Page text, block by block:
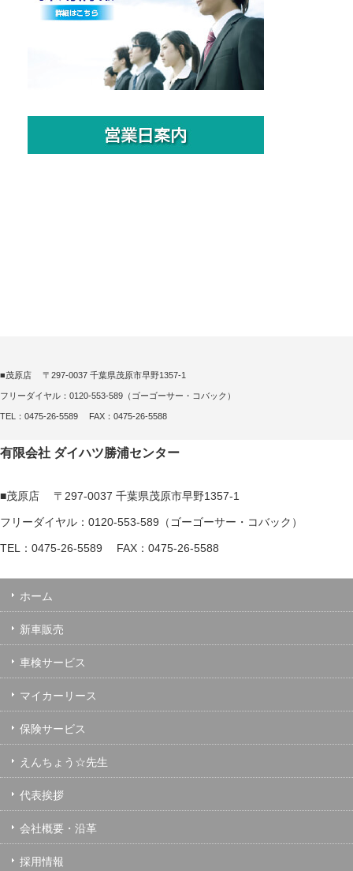
■茂原店 〒297-0037 千葉県茂原市早野1357-1
フリーダイヤル：0120-553-589（ゴーゴーサー・コバック）
TEL：0475-26-5589 FAX：0475-26-5588
有限会社 ダイハツ勝浦センター
■茂原店 〒297-0037 千葉県茂原市早野1357-1
フリーダイヤル：0120-553-589（ゴーゴーサー・コバック）
TEL：0475-26-5589 FAX：0475-26-5588
ホーム
新車販売
車検サービス
マイカーリース
保険サービス
えんちょう☆先生
代表挨拶
会社概要・沿革
採用情報